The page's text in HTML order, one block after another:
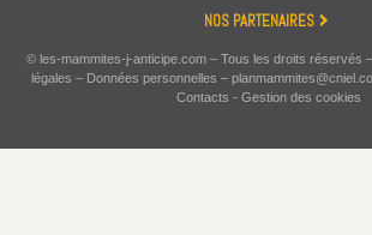
NOS PARTENAIRES
© les-mammites-j-anticipe.com – Tous les droits réservés –
légales – Données personnelles –
Contacts - Gestion des cookies